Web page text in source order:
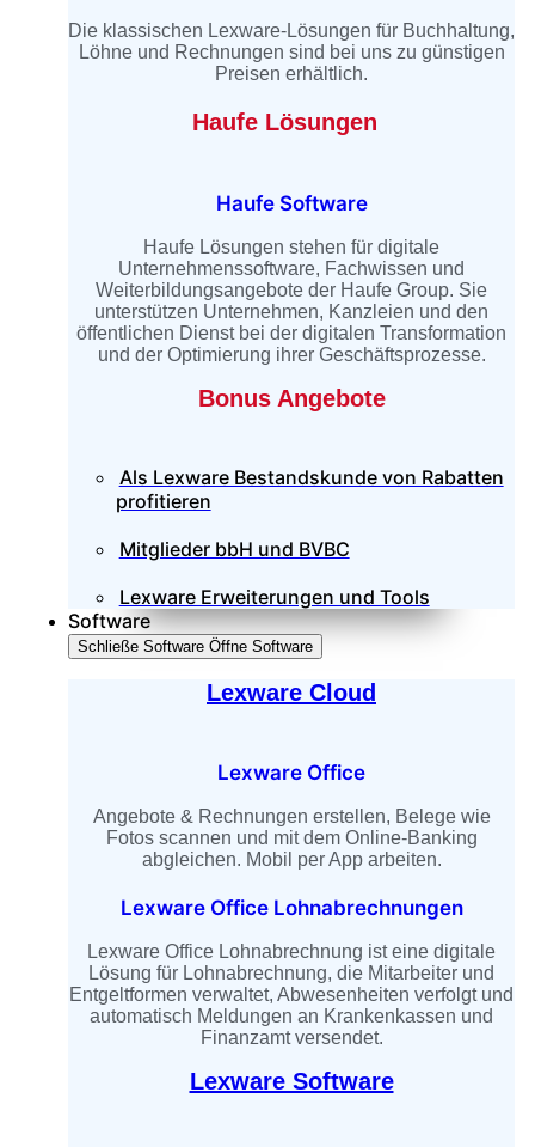
Die klassischen Lexware-Lösungen für Buchhaltung,
Löhne und Rechnungen sind bei uns zu günstigen
Preisen erhältlich.
Haufe Lösungen
Haufe Software
Haufe Lösungen stehen für digitale
Unternehmenssoftware, Fachwissen und
Weiterbildungsangebote der Haufe Group. Sie
unterstützen Unternehmen, Kanzleien und den
öffentlichen Dienst bei der digitalen Transformation
und der Optimierung ihrer Geschäftsprozesse.
Bonus Angebote
Als Lexware Bestandskunde von Rabatten
profitieren
Mitglieder bbH und BVBC
Lexware Erweiterungen und Tools
Software
Schließe Software Öffne Software
Lexware Cloud
Lexware Office
Angebote & Rechnungen erstellen, Belege wie
Fotos scannen und mit dem Online-Banking
abgleichen. Mobil per App arbeiten.
Lexware Office Lohnabrechnungen
Lexware Office Lohnabrechnung ist eine digitale
Lösung für Lohnabrechnung, die Mitarbeiter und
Entgeltformen verwaltet, Abwesenheiten verfolgt und
automatisch Meldungen an Krankenkassen und
Finanzamt versendet.
Lexware Software